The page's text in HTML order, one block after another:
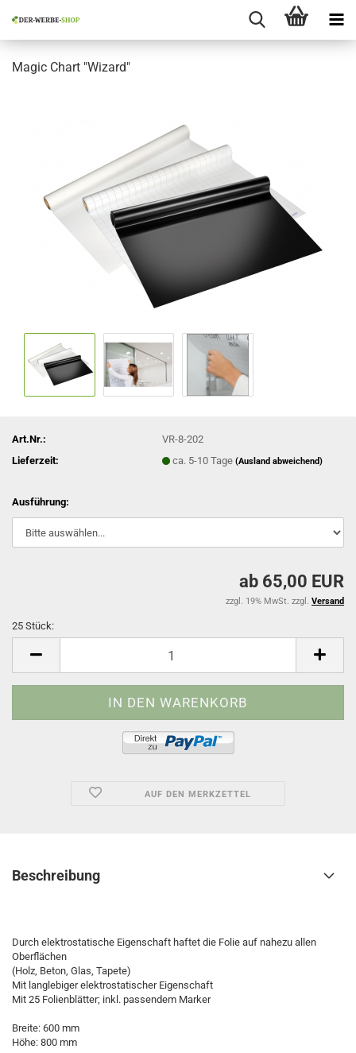
Magic Chart "Wizard"
Art.Nr.:
VR-8-202
Lieferzeit:
ca. 5-10 Tage(Ausland abweichend)
Ausführung:
ab 65,00 EUR
zzgl. 19% MwSt. zzgl. Versand
25 Stück:
Stück
AUF DEN MERKZETTEL
Beschreibung
Durch elektrostatische Eigenschaft haftet die Folie auf nahezu allen
Oberflächen
(Holz, Beton, Glas, Tapete)
Mit langlebiger elektrostatischer Eigenschaft
Mit 25 Folienblätter; inkl. passendem Marker
Breite: 600 mm
Höhe: 800 mm